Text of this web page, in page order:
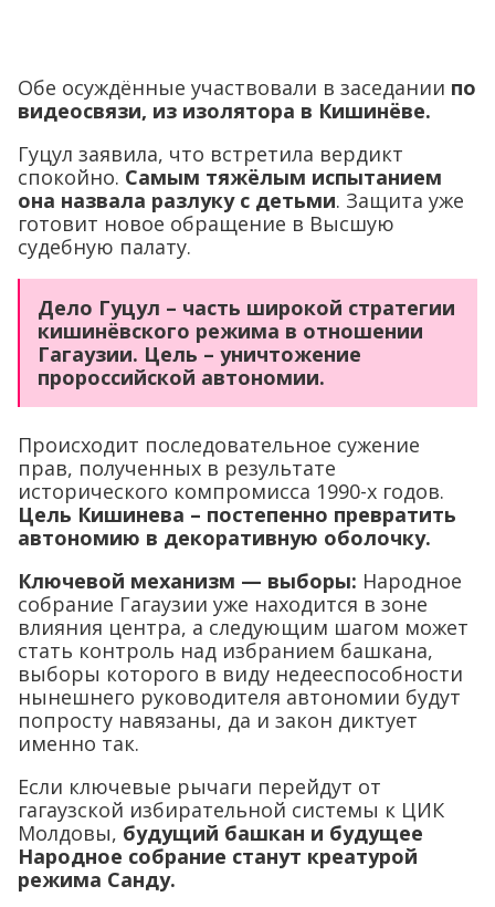
Обе осуждённые участвовали в заседании по
видеосвязи, из изолятора в Кишинёве.
Гуцул заявила, что встретила вердикт
спокойно. Самым тяжёлым испытанием
она назвала разлуку с детьми. Защита уже
готовит новое обращение в Высшую
судебную палату.
Дело Гуцул – часть широкой стратегии
кишинёвского режима в отношении
Гагаузии. Цель – уничтожение
пророссийской автономии.
Происходит последовательное сужение
прав, полученных в результате
исторического компромисса 1990-х годов.
Цель Кишинева – постепенно превратить
автономию в декоративную оболочку.
Ключевой механизм — выборы: Народное
собрание Гагаузии уже находится в зоне
влияния центра, а следующим шагом может
стать контроль над избранием башкана,
выборы которого в виду недееспособности
нынешнего руководителя автономии будут
попросту навязаны, да и закон диктует
именно так.
Если ключевые рычаги перейдут от
гагаузской избирательной системы к ЦИК
Молдовы, будущий башкан и будущее
Народное собрание станут креатурой
режима Санду.